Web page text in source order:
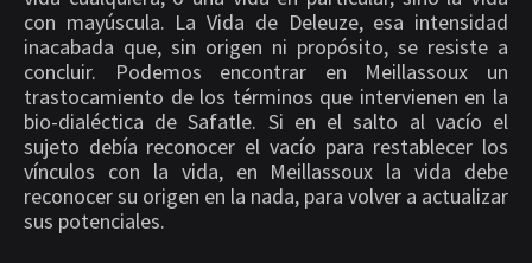
con mayúscula. La Vida de Deleuze, esa intensidad
inacabada que, sin origen ni propósito, se resiste a
concluir. Podemos encontrar en Meillassoux un
trastocamiento de los términos que intervienen en la
bio-dialéctica de Safatle. Si en el salto al vacío el
sujeto debía reconocer el vacío para restablecer los
vínculos con la vida, en Meillassoux la vida debe
reconocer su origen en la nada, para volver a actualizar
sus potenciales.